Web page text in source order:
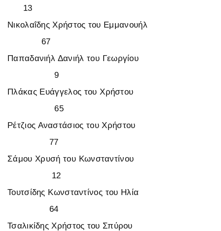
13
Νικολαΐδης Χρήστος του Εμμανουήλ
67
Παπαδανιήλ Δανιήλ του Γεωργίου
9
Πλάκας Ευάγγελος του Χρήστου
65
Ρέτζιος Αναστάσιος του Χρήστου
77
Σάμου Χρυσή του Κωνσταντίνου
12
Τουτσίδης Κωνσταντίνος του Ηλία
64
Τσαλικίδης Χρήστος του Σπύρου